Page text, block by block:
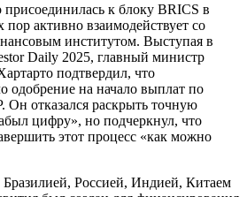
к блоку BRICS в
пор активно взаимодействует со
институтом. Выступая в
Daily 2025, главный министр
подтвердил, что
одобрение на начало выплат по
отказался раскрыть точную
цифру», но подчеркнул, что
этот процесс «как можно
Россией, Индией, Китаем